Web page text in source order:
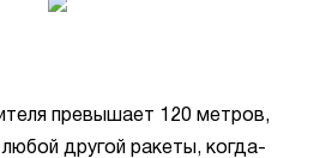
превышает 120 метров,
другой ракеты, когда-